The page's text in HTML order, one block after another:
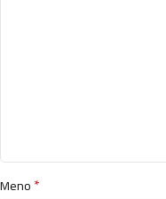
Meno*